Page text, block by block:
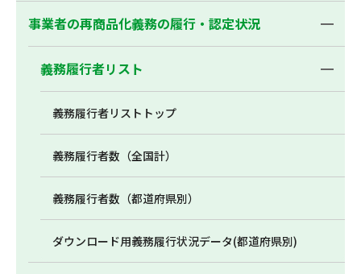
事業者の再商品化義務の履行・認定状況
義務履行者リスト
義務履行者リストトップ
義務履行者数（全国計）
義務履行者数（都道府県別）
ダウンロード用義務履行状況データ(都道府県別)